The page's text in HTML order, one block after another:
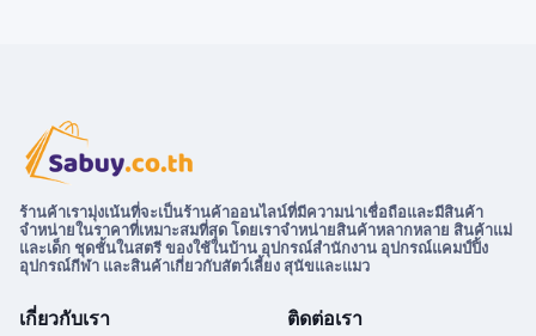
ร้านค้าเรามุ่งเน้นที่จะเป็นร้านค้าออนไลน์ที่มีความน่าเชื่อถือและมีสินค้า
จำหน่ายในราคาที่เหมาะสมที่สุด โดยเราจำหน่ายสินค้าหลากหลาย สินค้าแม่
และเด็ก ชุดชั้นในสตรี ของใช้ในบ้าน อุปกรณ์สำนักงาน อุปกรณ์แคมป์ปิ้ง
อุปกรณ์กีฬา และสินค้าเกี่ยวกับสัตว์เลี้ยง สุนัขและแมว
เกี่ยวกับเรา ติดต่อเรา